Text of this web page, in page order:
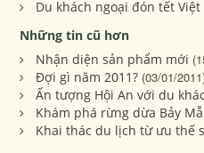
Du khách ngoại đón tết Việt
Những tin cũ hơn
Nhận diện sản phẩm mới
Đợi gì năm 2011? (03/01/
Ấn tượng Hội An với du
Khám phá rừng dừa Bảy
Khai thác du lịch từ ưu thế